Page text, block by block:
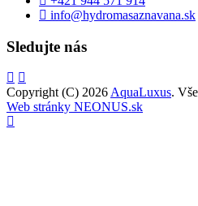
info@hydromasaznavana.sk
Sledujte nás
Copyright (C) 2026AquaLuxus.
Web stránky NEONUS.sk